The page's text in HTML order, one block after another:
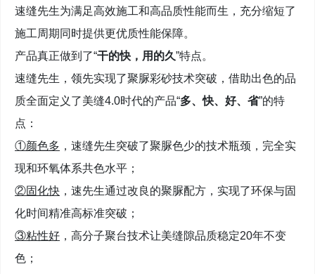
速缝先生为满足高效施工和高品质性能而生，充分缩短了
施工周期同时提供更优质性能保障。
产品真正做到了“干的快，用的久”特点。
速缝先生，领先实现了聚脲彩砂技术突破，借助出色的品
质全面定义了美缝4.0时代的产品“多、快、好、省”的特
点：
①颜色多 ，速缝先生突破了聚脲色少的技术瓶颈，完全实
现和环氧体系共色水平；
②固化快 ，速先生通过改良的聚脲配方，实现了环保与固
化时间精准高标准突破；
③粘性好 ，高分子聚台技术让美缝隙品质稳定20年不变
色；